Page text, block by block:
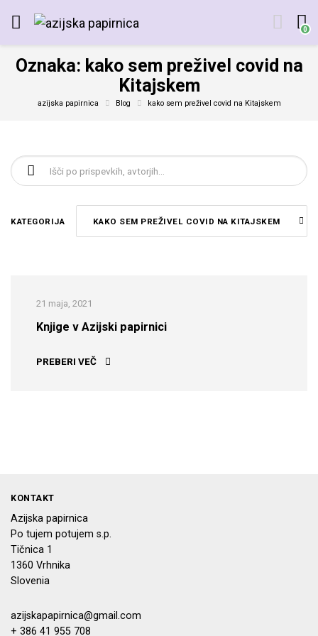
0
Oznaka: kako sem preživel covid na
Kitajskem
azijska papirnica Blog kako sem preživel covid na Kitajskem
Išči:
KATEGORIJA KAKO SEM PREŽIVEL COVID NA KITAJSKEM
21 maja, 2021
Knjige v Azijski papirnici
PREBERI VEČ KNJIGE V AZIJSKI PAPIRNICI
KONTAKT
Azijska papirnica
Po tujem potujem s.p.
Tičnica 1
1360 Vrhnika
Slovenia
azijskapapirnica@gmail.com
+ 386 41 955 708